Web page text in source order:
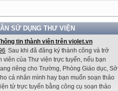
SỬ DỤNG THƯ VIỆN
tin thành viên trên violet.vn
Sau khi đã đăng ký thành công và trở
viên của Thư viện trực tuyến, nếu bạn
riêng cho Trường, Phòng Giáo dục, Sở
cá nhân mình hay bạn muốn soạn thảo
tử trực tuyến bằng công cụ soạn thảo